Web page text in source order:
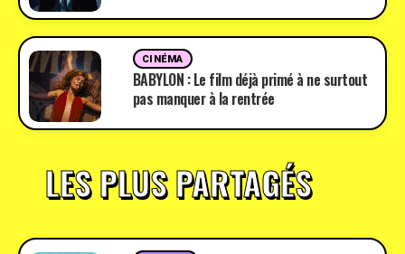
CINÉMA
BABYLON : Le film déjà primé à ne surtout
pas manquer à la rentrée
LES PLUS PARTAGÉS